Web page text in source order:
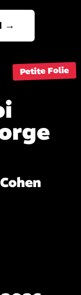
→
Petite Folie